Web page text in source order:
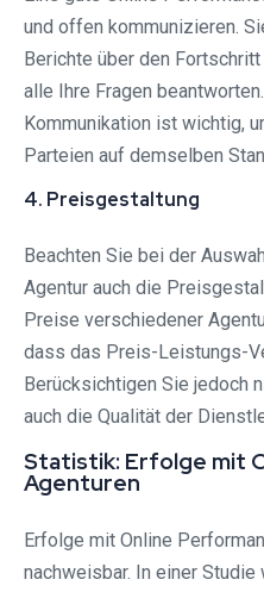
und offen kommunizieren.
Berichte über den
alle Ihre Fragen
Kommunikation ist wichtig,
Parteien auf demselben
4. Preisgestaltung
Beachten Sie bei der
Agentur auch die
Preise verschiedener
dass das Preis-Leistungs-
Berücksichtigen Sie jedoch
auch die Qualität der
Statistik: Erfolge mit
Agenturen
Erfolge mit Online
nachweisbar. In einer Studie